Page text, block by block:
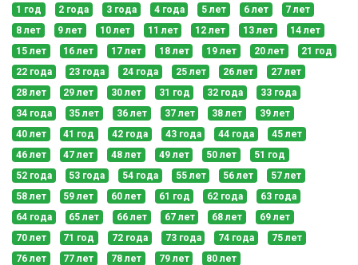
1 год 2 года 3 года 4 года 5 лет 6 лет
7 лет
8 лет
9 лет 10 лет 11 лет 12 лет 13 лет
14 лет
15 лет
16 лет 17 лет 18 лет 19 лет 20 лет
21 год
22 года
23 года 24 года 25 лет 26 лет
27 лет
28 лет
29 лет 30 лет 31 год 32 года
33 года
34 года
35 лет 36 лет 37 лет 38 лет
39 лет
40 лет
41 год 42 года 43 года 44 года
45 лет
46 лет
47 лет 48 лет 49 лет 50 лет
51 год
52 года
53 года 54 года 55 лет 56 лет
57 лет
58 лет
59 лет 60 лет 61 год 62 года
63 года
64 года
65 лет 66 лет 67 лет 68 лет
69 лет
70 лет
71 год 72 года 73 года 74 года
75 лет
76 лет
77 лет 78 лет 79 лет 80 лет